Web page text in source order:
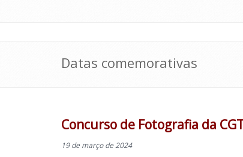
Datas comemorativas
Concurso de Fotografia da
19 de março de 2024